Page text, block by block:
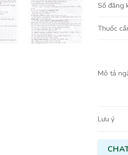
Số đăng
Thuốc
Mô tả
Lưu ý